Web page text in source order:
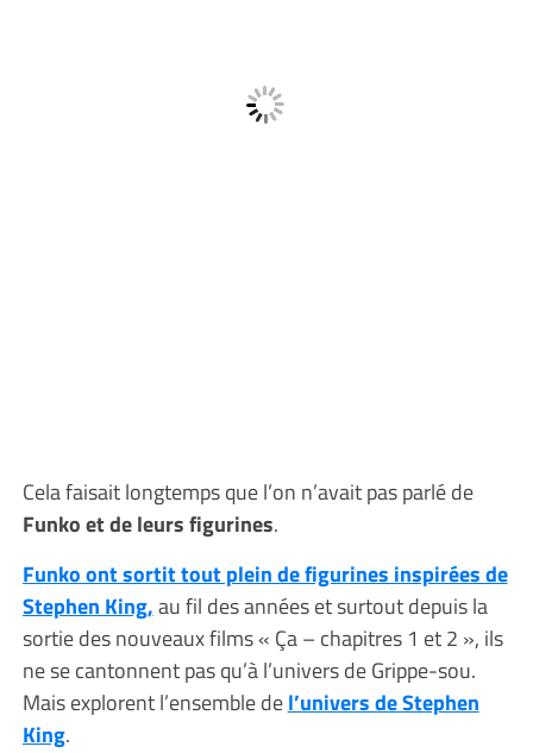
Cela faisait longtemps que l’on n’avait pas parlé de
Funko et de leurs figurines.
Funko ont sortit tout plein de figurines inspirées de
Stephen King,au fil des années et surtout depuis la
sortie des nouveaux films « Ça – chapitres 1 et 2 », ils
ne se cantonnent pas qu’à l’univers de Grippe-sou.
Mais explorent l’ensemble del’univers de Stephen
King.